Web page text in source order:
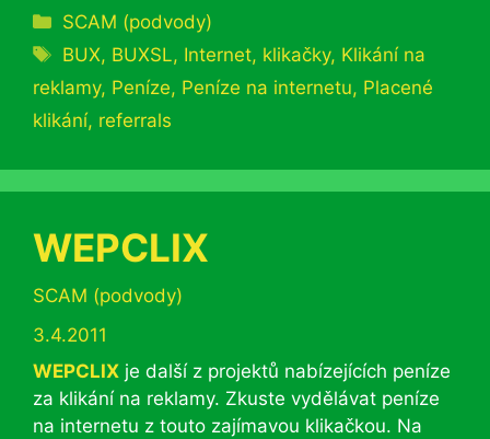
Rubriky
SCAM (podvody)
Štítky
BUX, BUXSL, Internet, klikačky, Klikání na
reklamy, Peníze, Peníze na internetu, Placené
klikání, referrals
WEPCLIX
Rubriky
SCAM (podvody)
3.4.2011
WEPCLIX je další z projektů nabízejících peníze
za klikání na reklamy. Zkuste vydělávat peníze
na internetu z touto zajímavou klikačkou. Na